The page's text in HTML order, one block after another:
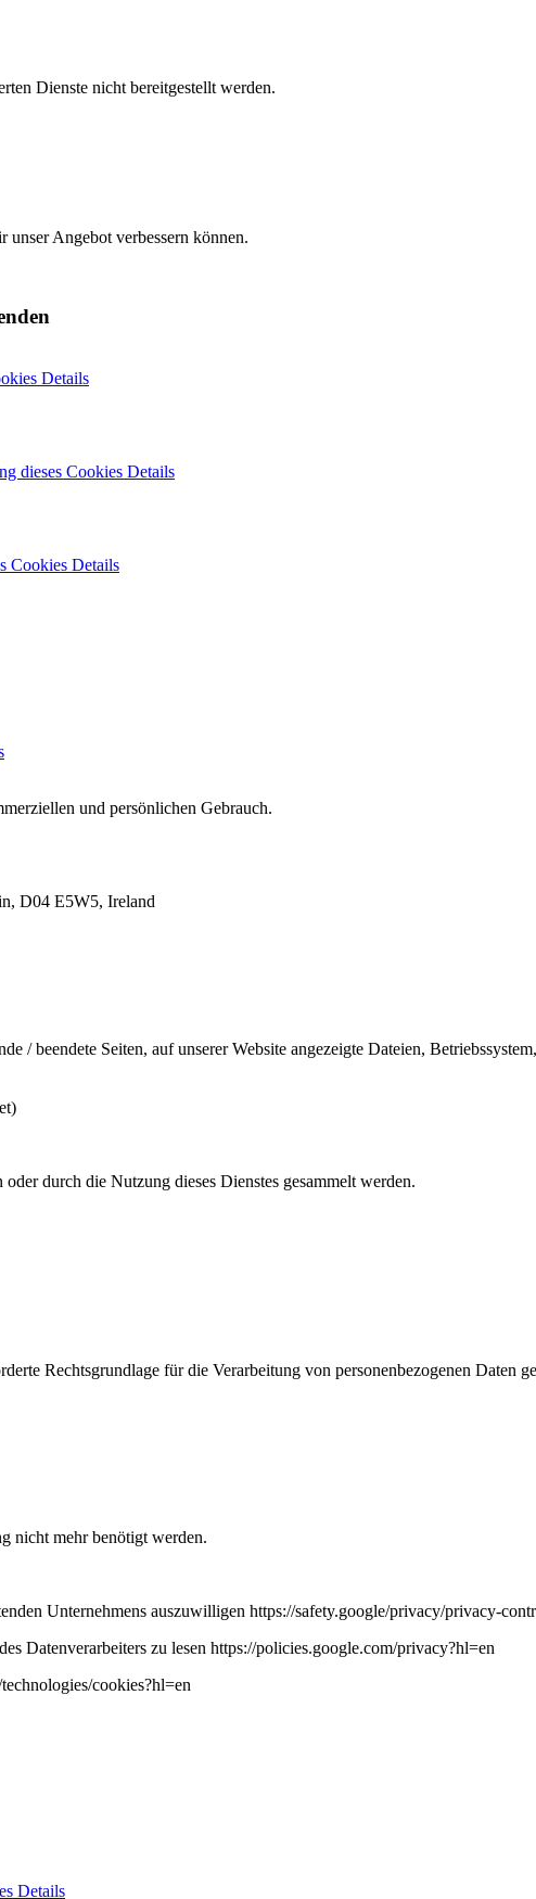
Dienste nicht bereitgestellt werden.
Angebot verbessern können.
Details
dieses Cookies Details
Cookies Details
und persönlichen Gebrauch.
D04 E5W5, Ireland
/ beendete Seiten, auf unserer Website angezeigte Dateien,
durch die Nutzung dieses Dienstes gesammelt werden.
Rechtsgrundlage für die Verarbeitung von personenbezogenen Daten
nicht mehr benötigt werden.
Unternehmens auszuwilligen https://safety.google/privacy/privacy-
Datenverarbeiters zu lesen https://policies.google.com/privacy?hl=en
cookies?hl=en
Details